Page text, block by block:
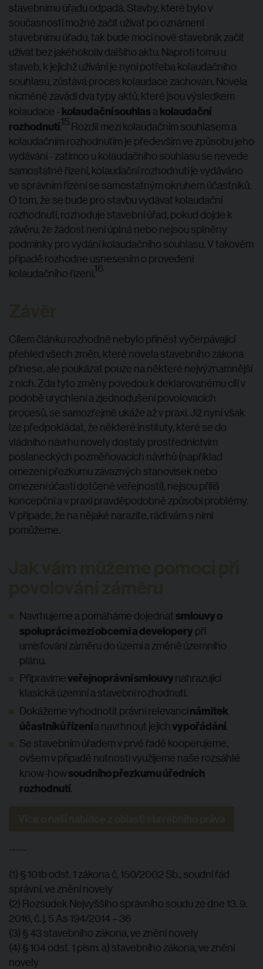
stavebnímu úřadu odpadá. Stavby, které bylo v
současnosti možné začít užívat po oznámení
stavebnímu úřadu, tak bude moci nově stavebník začít
užívat bez jakéhokoliv dalšího aktu. Naproti tomu u
staveb, k jejichž užívání je nyní potřeba kolaudačního
souhlasu, zůstává proces kolaudace zachován. Novela
nicméně zavádí dva typy aktů, které jsou výsledkem
kolaudace - kolaudační souhlasa kolaudační
rozhodnutí.15Rozdíl mezi kolaudačním souhlasem a
kolaudačním rozhodnutím je především ve způsobu jeho
vydávání - zatímco u kolaudačního souhlasu se nevede
samostatné řízení, kolaudační rozhodnutí je vydáváno
ve správním řízení se samostatným okruhem účastníků.
O tom, že se bude pro stavbu vydávat kolaudační
rozhodnutí, rozhoduje stavební úřad, pokud dojde k
závěru, že žádost není úplná nebo nejsou splněny
podmínky pro vydání kolaudačního souhlasu. V takovém
případě rozhodne usnesením o provedení
kolaudačního řízení.16
Cílem článku rozhodně nebylo přinést vyčerpávající
přehled všech změn, které novela stavebního zákona
přinese, ale poukázat pouze na některé nejvýznamnější
z nich. Zda tyto změny povedou k deklarovanému cíli v
podobě urychlení a zjednodušení povolovacích
procesů, se samozřejmě ukáže až v praxi. Již nyní však
lze předpokládat, že některé instituty, které se do
vládního návrhu novely dostaly prostřednictvím
poslaneckých pozměňovacích návrhů (například
omezení přezkumu závazných stanovisek nebo
omezení účasti dotčené veřejnosti), nejsou příliš
koncepční a v praxi pravděpodobně způsobí problémy.
V případe, že na nějaké narazíte, rádi vám s nimi
pomůžeme.
Navrhujeme a pomáháme dojednatsmlouvy o
spolupráci mezi obcemi a developery při
umísťování záměru do území a změně územního
plánu.
Připravímeveřejnoprávní smlouvynahrazující
klasická územní a stavební rozhodnutí.
Dokážeme vyhodnotit právní relevancinámitek
účastníků řízenía navrhnout jejichvypořádání.
Se stavebním úřadem v prvé řadě kooperujeme,
ovšem v případě nutnosti využijeme naše rozsáhlé
know-howsoudního přezkumu úředních
rozhodnutí.
-----
(1) § 101b odst. 1 zákona č. 150/2002 Sb., soudní řád
správní, ve znění novely
(2) Rozsudek Nejvyššího správního soudu ze dne 13. 9.
2016, č. j. 5 As 194/2014 – 36
(3) § 43 stavebního zákona, ve znění novely
(4) § 104 odst. 1 písm. a) stavebního zákona, ve znění
novely